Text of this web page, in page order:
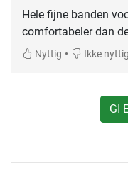
Hele fijne banden
comfortabeler dan
Nyttig • Ikke nyttig
GI